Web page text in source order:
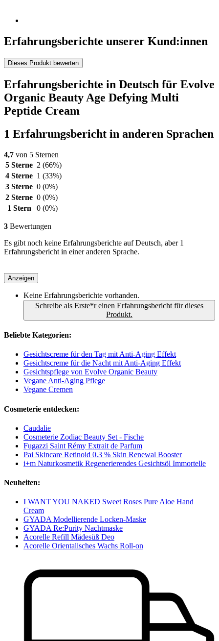
Erfahrungsberichte unserer Kund:innen
Dieses Produkt bewerten
Erfahrungsberichte in Deutsch für Evolve
Organic Beauty Age Defying Multi
Peptide Cream
1 Erfahrungsbericht in anderen Sprachen
4,7 von 5 Sternen
5 Sterne 2 (66%)
4 Sterne 1 (33%)
3 Sterne 0 (0%)
2 Sterne 0 (0%)
1 Stern
0 (0%)
3 Bewertungen
Es gibt noch keine Erfahrungsberichte auf Deutsch, aber 1
Erfahrungsbericht in einer anderen Sprache.
Anzeigen
Keine Erfahrungsberichte vorhanden.
Schreibe als Erste*r einen Erfahrungsbericht für dieses
Produkt.
Beliebte Kategorien:
Gesichtscreme für den Tag mit Anti-Aging Effekt
Gesichtscreme für die Nacht mit Anti-Aging Effekt
Gesichtspflege von Evolve Organic Beauty
Vegane Anti-Aging Pflege
Vegane Cremen
Cosmeterie entdecken:
Caudalie
Cosmeterie Zodiac Beauty Set - Fische
Fugazzi Saint Rémy Extrait de Parfum
Pai Skincare Retinoid 0.3 % Skin Renewal Booster
i+m Naturkosmetik Regenerierendes Gesichtsöl Immortelle
Neuheiten:
I WANT YOU NAKED Sweet Roses Pure Aloe Hand
Cream
GYADA Modellierende Locken-Maske
GYADA Re:Purity Nachtmaske
Acorelle Refill Mädesüß Deo
Acorelle Orientalisches Wachs Roll-on